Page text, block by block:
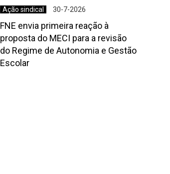
Ação sindical 30-7-2026
FNE envia primeira reação à
proposta do MECI para a revisão
do Regime de Autonomia e Gestão
Escolar